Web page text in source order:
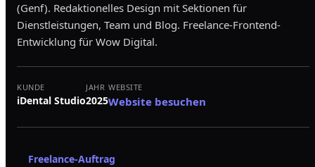
(Genf). Redaktionelles Design mit Sektionen für
Dienstleistungen, Team und Blog. Freelance-Frontend-
Entwicklung für Wow Digital.
KUNDE
iDental Studio
JAHR
2025
WEBSITE
Website besuchen
Freelance-Auftrag